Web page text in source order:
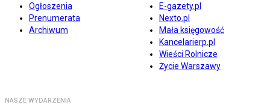
Ogłoszenia
Prenumerata
Archiwum
E-gazety.pl
Nexto.pl
Mała księgowość
Kancelarierp.pl
Wieści Rolnicze
Życie Warszawy
NASZE WYDARZENIA